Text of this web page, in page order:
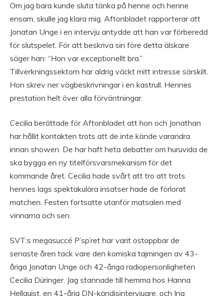
Om jag bara kunde sluta tänka på henne och henne
ensam, skulle jag klara mig. Aftonbladet rapporterar att
Jonatan Unge i en intervju antydde att han var förberedd
för slutspelet. För att beskriva sin före detta älskare
säger han: “Hon var exceptionellt bra.”
Tillverkningssektorn har aldrig väckt mitt intresse särskilt.
Hon skrev ner vägbeskrivningar i en kastrull. Hennes
prestation helt över alla förväntningar.
Cecilia berättade för Aftonbladet att hon och Jonathan
har hållit kontakten trots att de inte kände varandra
innan showen. De har haft heta debatter om huruvida de
ska bygga en ny titelförsvarsmekanism för det
kommande året. Cecilia hade svårt att tro att trots
hennes lags spektakulära insatser hade de förlorat
matchen. Festen fortsatte utanför matsalen med
vinnarna och sen.
SVT:s megasuccé P’sp’ret har varit ostoppbar de
senaste åren tack vare den komiska tajmingen av 43-
åriga Jonatan Unge och 42-åriga radiopersonligheten
Cecilia Düringer. Jag stannade till hemma hos Hanna
Hellquist, en 41-årig DN-kändisintervjuare, och Ina